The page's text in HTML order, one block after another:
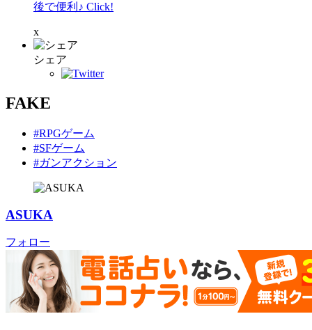
後で便利♪ Click!
x
シェア
FAKE
#RPGゲーム
#SFゲーム
#ガンアクション
ASUKA
フォロー